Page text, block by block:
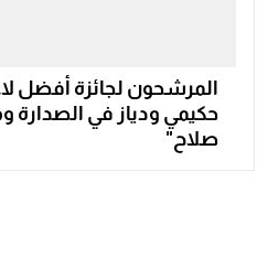
حكيمي ودياز في الصدارة
صلاح"